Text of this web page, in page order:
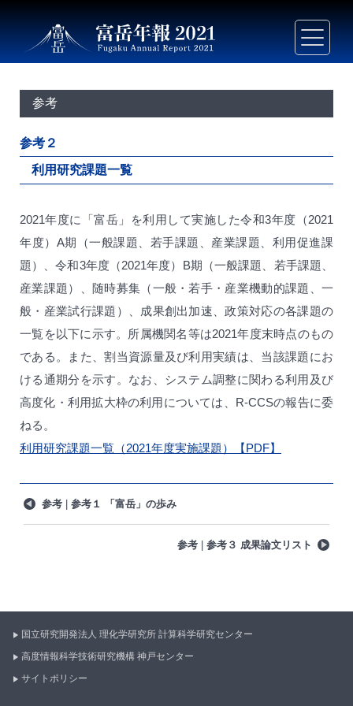
参考
参考２
利用研究課題一覧
2021年度に「富岳」を利用して実施した令和3年度（2021
年度）A期（一般課題、若手課題、産業課題、利用促進課
題）、令和3年度（2021年度）B期（一般課題、若手課題、
産業課題）、随時募集（一般・若手・産業機動的課題、一
般・産業試行課題）、成果創出加速、政策対応の各課題の
一覧を以下に示す。所属機関名等は2021年度末時点のもの
である。また、割当資源量及び利用実績は、当該課題にお
ける通期分を示す。なお、システム調整に関わる利用及び
高度化・利用拡大枠の利用については、R-CCSの報告に委
ねる。
利用研究課題一覧（2021年度実施課題）【PDF】
参考 参考１ 「富岳」の歩み
参考 参考３ 成果論文リスト
国立研究開発法人 理化学研究所 計算科学研究センター
高度情報科学技術研究機構 神戸センター
サイトポリシー